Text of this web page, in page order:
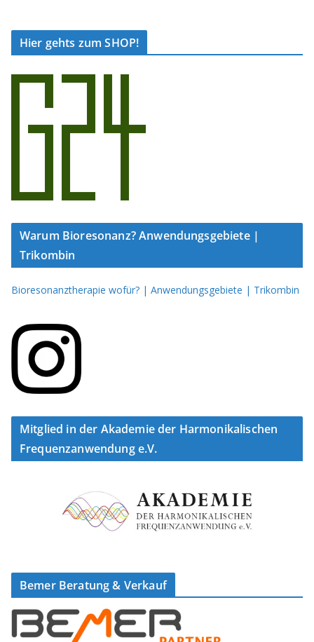
Hier gehts zum SHOP!
Warum Bioresonanz? Anwendungsgebiete |
Trikombin
Bioresonanztherapie wofür? | Anwendungsgebiete | Trikombin
Mitglied in der Akademie der Harmonikalischen
Frequenzanwendung e.V.
Bemer Beratung & Verkauf